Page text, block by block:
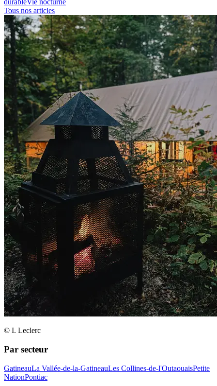
durableVie nocturne
Tous nos articles
© I. Leclerc
Par secteur
GatineauLa Vallée-de-la-GatineauLes Collines-de-l'OutaouaisPetite
NationPontiac